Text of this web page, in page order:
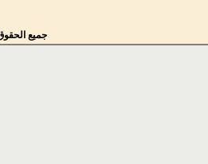
جميع الحقوق محفوظة © 2008-